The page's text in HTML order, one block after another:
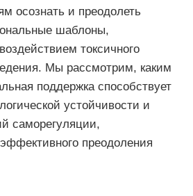
осознать и преодолеть
шаблоны,
токсичного
Мы рассмотрим, каким
поддержка способствует
устойчивости и
саморегуляции,
преодоления